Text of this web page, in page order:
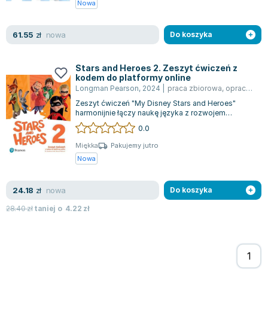
Nowa
61.55 zł nowa Do koszyka
Stars and Heroes 2. Zeszyt ćwiczeń z
kodem do platformy online
Longman Pearson, 2024 praca zbiorowa, opracowanie zbiorowe
Zeszyt ćwiczeń "My Disney Stars and Heroes"
harmonijnie łączy naukę języka z rozwojem
społeczno-emocjonalnym, oferując uczniom ins...
0.0
Miękka
Pakujemy jutro
Nowa
24.18 zł nowa
28.40złtaniej o 4.22 zł
Do koszyka